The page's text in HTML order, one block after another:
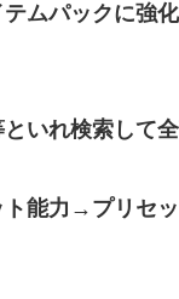
テムパックに強
いれ検索して全
能力→プリセ